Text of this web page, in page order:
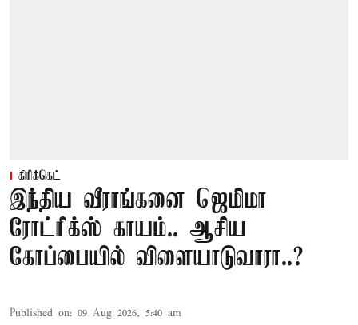
கிரிக்கெட்
இந்திய வீராங்கனை ஜெமிமா
ரோட்ரிக்ஸ் காயம்.. ஆசிய
கோப்பையில் விளையாடுவாரா..?
Published on: 09 Aug 2026, 5:40 am